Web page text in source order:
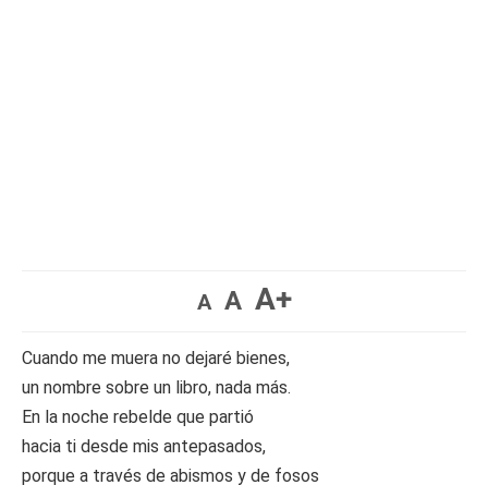
A A A+
Cuando me muera no dejaré bienes,
un nombre sobre un libro, nada más.
En la noche rebelde que partió
hacia ti desde mis antepasados,
porque a través de abismos y de fosos